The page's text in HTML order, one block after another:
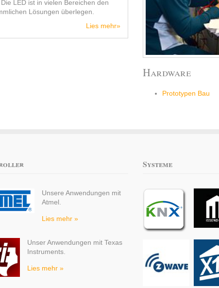
LED ist in vielen Bereichen den
Lösungen überlegen.
Lies mehr»
Hardware
Prototypen Bau
Unsere Anwendungen mit
Atmel.
Lies mehr »
Unser Anwendungen mit Texas
Instruments.
Lies mehr »
Systeme